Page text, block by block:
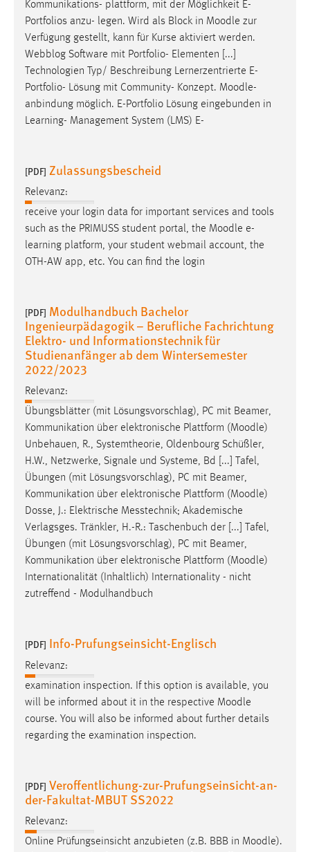
Kommunikations- plattform, mit der Möglichkeit E-
Portfolios anzu- legen. Wird als Block in Moodle zur
Verfügung gestellt, kann für Kurse aktiviert werden.
Webblog Software mit Portfolio- Elementen [...]
Technologien Typ/ Beschreibung Lernerzentrierte E-
Portfolio- Lösung mit Community- Konzept. Moodle-
anbindung möglich. E-Portfolio Lösung eingebunden in
Learning- Management System (LMS) E-
[PDF] Zulassungsbescheid
Relevanz:
receive your login data for important services and tools
such as the PRIMUSS student portal, the Moodle e-
learning platform, your student webmail account, the
OTH-AW app, etc. You can find the login
[PDF] Modulhandbuch Bachelor
Ingenieurpädagogik – Berufliche Fachrichtung
Elektro- und Informationstechnik für
Studienanfänger ab dem Wintersemester
2022/2023
Relevanz:
Übungsblätter (mit Lösungsvorschlag), PC mit Beamer,
Kommunikation über elektronische Plattform (Moodle)
Unbehauen, R., Systemtheorie, Oldenbourg Schüßler,
H.W., Netzwerke, Signale und Systeme, Bd [...] Tafel,
Übungen (mit Lösungsvorschlag), PC mit Beamer,
Kommunikation über elektronische Plattform (Moodle)
Dosse, J.: Elektrische Messtechnik; Akademische
Verlagsges. Tränkler, H.-R.: Taschenbuch der [...] Tafel,
Übungen (mit Lösungsvorschlag), PC mit Beamer,
Kommunikation über elektronische Plattform (Moodle)
Internationalität (Inhaltlich) Internationality - nicht
zutreffend - Modulhandbuch
[PDF] Info-Prufungseinsicht-Englisch
Relevanz:
examination inspection. If this option is available, you
will be informed about it in the respective Moodle
course. You will also be informed about further details
regarding the examination inspection.
[PDF] Veroffentlichung-zur-Prufungseinsicht-an-
der-Fakultat-MBUT SS2022
Relevanz:
Online Prüfungseinsicht anzubieten (z.B. BBB in Moodle).